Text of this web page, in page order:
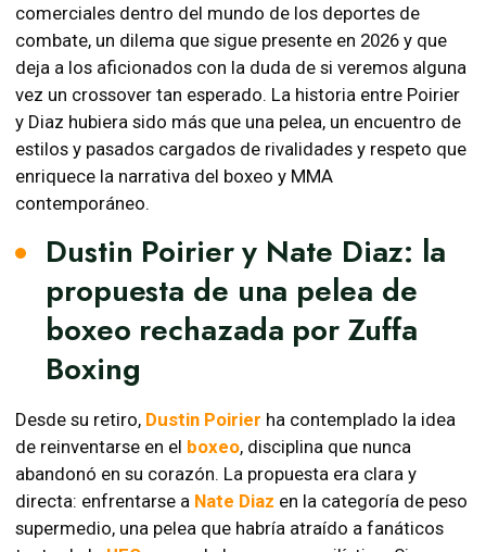
comerciales dentro del mundo de los deportes de
combate, un dilema que sigue presente en 2026 y que
deja a los aficionados con la duda de si veremos alguna
vez un crossover tan esperado. La historia entre Poirier
y Diaz hubiera sido más que una pelea, un encuentro de
estilos y pasados cargados de rivalidades y respeto que
enriquece la narrativa del boxeo y MMA
contemporáneo.
Dustin Poirier y Nate Diaz: la
propuesta de una pelea de
boxeo rechazada por Zuffa
Boxing
Desde su retiro, Dustin Poirier ha contemplado la idea
de reinventarse en el boxeo, disciplina que nunca
abandonó en su corazón. La propuesta era clara y
directa: enfrentarse a Nate Diaz en la categoría de peso
supermedio, una pelea que habría atraído a fanáticos